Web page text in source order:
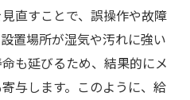
直すことで、誤操作や故障
置場所が湿気や汚れに強い
も延びるため、結果的にメ
与します。このように、給